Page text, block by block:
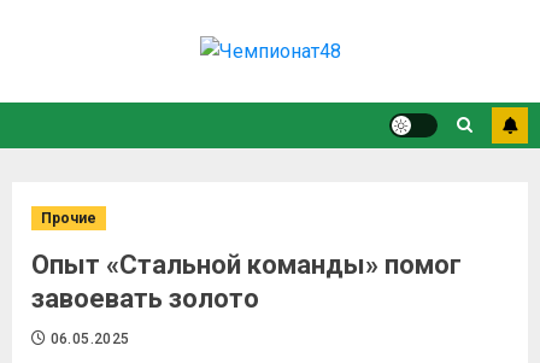
Прочие
Опыт «Стальной команды» помог
завоевать золото
06.05.2025